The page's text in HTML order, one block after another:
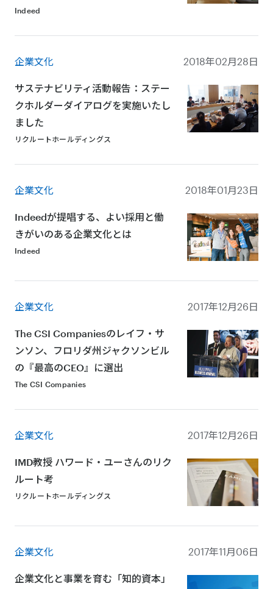
Indeed
企業文化 2018年02月28日
サステナビリティ活動報告：ステー
クホルダーダイアログを実施いたし
ました
リクルートホールディングス
企業文化 2018年01月23日
Indeedが提唱する、よい採用と働
きがいのある企業文化とは
Indeed
企業文化 2017年12月26日
The CSI Companiesのレイフ・サ
ンソン、フロリダ州ジャクソンビル
の『最高のCEO』に選出
The CSI Companies
企業文化 2017年12月26日
IMD教授 ハワード・ユーさんのリク
ルート考
リクルートホールディングス
企業文化 2017年11月06日
企業文化と事業を育む「知的資本」